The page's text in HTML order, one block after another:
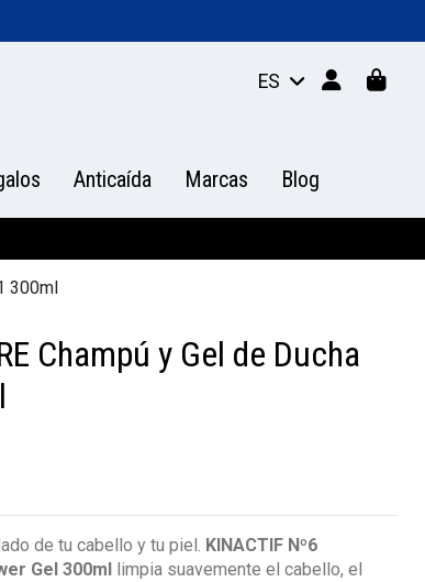
ES
Anticaída Marcas Blog
300ml
Champú y Gel de Ducha
de tu cabello y tu piel. KINACTIF Nº6
Gel 300ml
limpia suavemente el cabello, el